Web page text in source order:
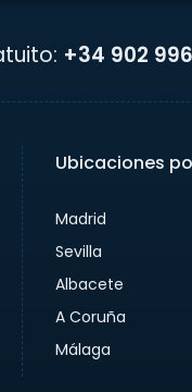
+34 902
Ubicaciones
Madrid
Sevilla
Albacete
A Coruña
Málaga